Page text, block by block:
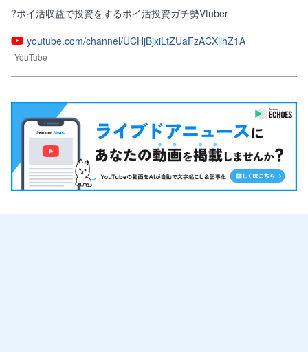
?ポイ活収益で投資をするポイ活投資ガチ勢Vtuber
youtube.com/channel/UCHjBjxiLtZUaFzACXilhZ1A
YouTube